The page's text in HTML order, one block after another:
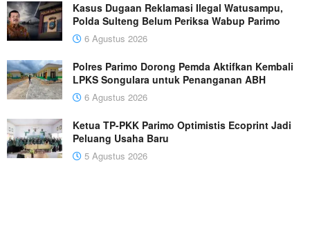
Kasus Dugaan Reklamasi Ilegal Watusampu,
Polda Sulteng Belum Periksa Wabup Parimo
6 Agustus 2026
Polres Parimo Dorong Pemda Aktifkan Kembali
LPKS Songulara untuk Penanganan ABH
6 Agustus 2026
Ketua TP-PKK Parimo Optimistis Ecoprint Jadi
Peluang Usaha Baru
5 Agustus 2026